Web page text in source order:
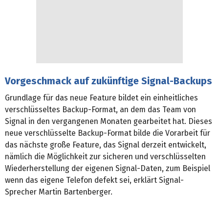
Vorgeschmack auf zukünftige Signal-Backups
Grundlage für das neue Feature bildet ein einheitliches
verschlüsseltes Backup-Format, an dem das Team von
Signal in den vergangenen Monaten gearbeitet hat. Dieses
neue verschlüsselte Backup-Format bilde die Vorarbeit für
das nächste große Feature, das Signal derzeit entwickelt,
nämlich die Möglichkeit zur sicheren und verschlüsselten
Wiederherstellung der eigenen Signal-Daten, zum Beispiel
wenn das eigene Telefon defekt sei, erklärt Signal-
Sprecher Martin Bartenberger.